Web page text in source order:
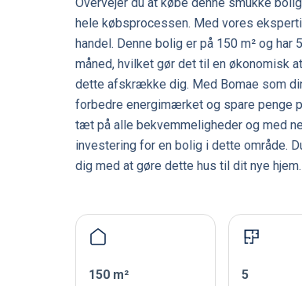
hele købsprocessen. Med vores
handel. Denne bolig er på 150 m² og
måned, hvilket gør det til en økonomisk
dette afskrække dig. Med Bomae som
forbedre energimærket og spare penge
tæt på alle bekvemmeligheder og med
investering for en bolig i dette område.
dig med at gøre dette hus til dit nye hjem.
150 m²
5